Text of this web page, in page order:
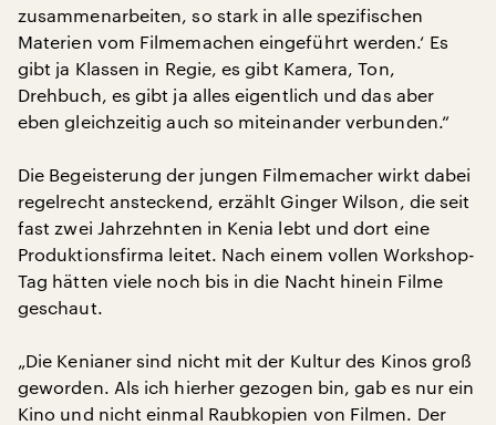
zusammenarbeiten, so stark in alle spezifischen
Materien vom Filmemachen eingeführt werden.‘ Es
gibt ja Klassen in Regie, es gibt Kamera, Ton,
Drehbuch, es gibt ja alles eigentlich und das aber
eben gleichzeitig auch so miteinander verbunden.“
Die Begeisterung der jungen Filmemacher wirkt dabei
regelrecht ansteckend, erzählt Ginger Wilson, die seit
fast zwei Jahrzehnten in Kenia lebt und dort eine
Produktionsfirma leitet. Nach einem vollen Workshop-
Tag hätten viele noch bis in die Nacht hinein Filme
geschaut.
„Die Kenianer sind nicht mit der Kultur des Kinos groß
geworden. Als ich hierher gezogen bin, gab es nur ein
Kino und nicht einmal Raubkopien von Filmen. Der